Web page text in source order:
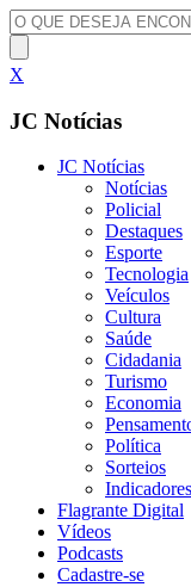
X
JC Notícias
JC Notícias
Notícias
Policial
Destaques
Esporte
Tecnologia
Veículos
Cultura
Saúde
Cidadania
Turismo
Economia
Política
Sorteios
Indicadores
Flagrante Digital
Vídeos
Podcasts
Cadastre-se